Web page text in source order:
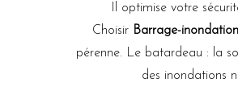
Il optimise votre
Choisir Barrage-inondation
pérenne. Le batardeau : la
des inondations